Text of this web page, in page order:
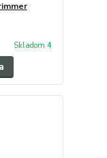
Skladom 4